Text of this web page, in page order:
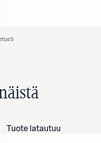
Tuote latautuu